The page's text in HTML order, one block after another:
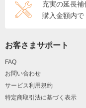
充実の延長補
購入金額内で
お客さまサポート
FAQ
お問い合わせ
サービス利用規約
特定商取引法に基づく表示